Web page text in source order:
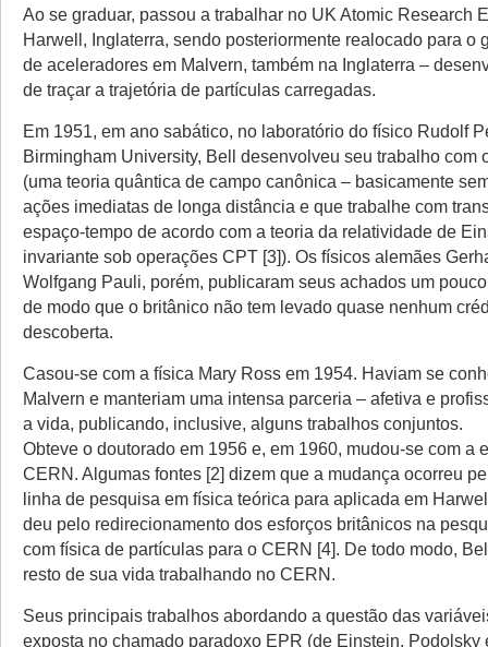
Ao se graduar, passou a trabalhar no UK Atomic Research
Harwell, Inglaterra, sendo posteriormente realocado para o
de aceleradores em Malvern, também na Inglaterra –
de traçar a trajetória de partículas carregadas.
Em 1951, em ano sabático, no laboratório do físico Rudolf
Birmingham University, Bell desenvolveu seu trabalho com
(uma teoria quântica de campo canônica – basicamente
ações imediatas de longa distância e que trabalhe com
espaço-tempo de acordo com a teoria da relatividade de
invariante sob operações CPT [3]). Os físicos alemães
Wolfgang Pauli, porém, publicaram seus achados um
de modo que o britânico não tem levado quase nenhum
descoberta.
Casou-se com a física Mary Ross em 1954. Haviam se
Malvern e manteriam uma intensa parceria – afetiva e
a vida, publicando, inclusive, alguns trabalhos conjuntos.
Obteve o doutorado em 1956 e, em 1960, mudou-se com a
CERN. Algumas fontes [2] dizem que a mudança ocorreu
linha de pesquisa em física teórica para aplicada em
deu pelo redirecionamento dos esforços britânicos na
com física de partículas para o CERN [4]. De todo modo,
resto de sua vida trabalhando no CERN.
Seus principais trabalhos abordando a questão das
exposta no chamado paradoxo EPR (de Einstein, Podolsky